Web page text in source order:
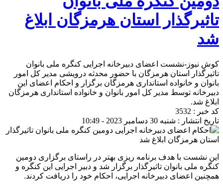
تاثیرگذار استان هرمزگان ابلاغ
شد
کوش نیوز-نشست اعضای دبیرخانه اجرایی کنگره ملی بانوان
تاثیرگذار استان هرمزگان با حضور محدثه درویشی مدیر کل امور
بانوان و خانواده استانداری هرمزگان برگزار و احکام اعضای این
دبیرخانه توسط مدیر کل امور بانوان و خانواده استانداری هرمزگان
ابلاغ شد.
کد خبر : 3532
تاریخ انتشار : شنبه 30 دسامبر 2023 - 10:49
این نشست با هدف برنامه‌ ریزی بهتر در راستای برگزاری دومین
کنگره ملی بانوان تاثیرگذار برگزار شد و دبیر اجرایی این کنگره و
همچنین اعضای دبیرخانه اجرایی، احکام خود را دریافت کردند.